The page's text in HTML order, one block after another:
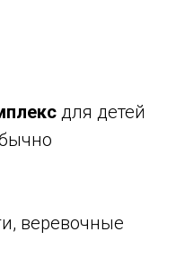
для детей
веревочные